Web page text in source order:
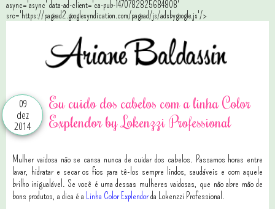
async='async' data-ad-client='ca-pub-1470782825684808'
src='https://pagead2.googlesyndication.com/pagead/js/adsbygoogle.js'/>
09
dez
2014
Eu cuido dos cabelos com a linha Color
Explendor by Lokenzzi Professional
Mulher vaidosa não se cansa nunca de cuidar dos cabelos. Passamos horas entre
lavar, hidratar e secar os fios para tê-los sempre lindos, saudáveis e com aquele
brilho inigualável. Se você é uma dessas mulheres vaidosas, que não abre mão de
bons produtos, a dica é a Linha Color Explendorda Lokenzzi Professional.